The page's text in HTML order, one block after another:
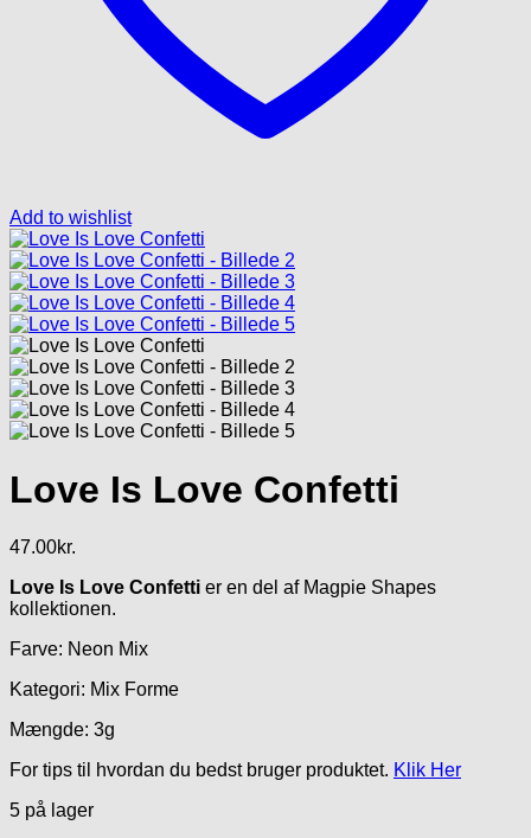
Add to wishlist
Love Is Love Confetti
47.00kr.
Love Is Love Confetti er en del af Magpie Shapes
kollektionen.
Farve: Neon Mix
Kategori: Mix Forme
Mængde: 3g
For tips til hvordan du bedst bruger produktet. Klik Her
5 på lager